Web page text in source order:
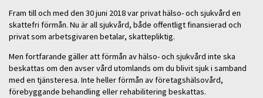
Fram till och med den 30 juni 2018 var privat hälso- och sjukvård en
skattefri förmån. Nu är all sjukvård, både offentligt finansierad och
privat som arbetsgivaren betalar, skattepliktig.
Men fortfarande gäller att förmån av hälso- och sjukvård inte ska
beskattas om den avser vård utomlands om du blivit sjuk i samband
med en tjänsteresa. Inte heller förmån av företagshälsovård,
förebyggande behandling eller rehabilitering beskattas.